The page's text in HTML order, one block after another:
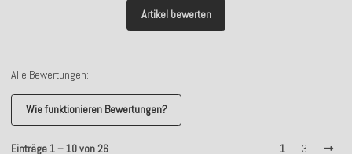
Artikel bewerten
Alle Bewertungen:
Wie funktionieren Bewertungen?
Einträge 1 – 10 von 26 1 3